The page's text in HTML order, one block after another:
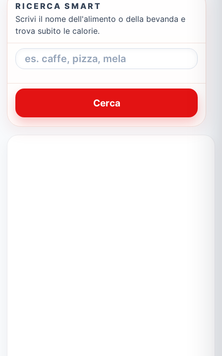
RICERCA SMART
Scrivi il nome dell'alimento o della bevanda e
trova subito le calorie.
Cerca